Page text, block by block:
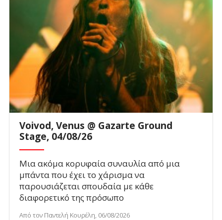
Voivod, Venus @ Gazarte Ground
Stage, 04/08/26
Μια ακόμα κορυφαία συναυλία από μια
μπάντα που έχει το χάρισμα να
παρουσιάζεται σπουδαία με κάθε
διαφορετικό της πρόσωπο
Από τον Παντελή Κουρέλη, 06/08/2026